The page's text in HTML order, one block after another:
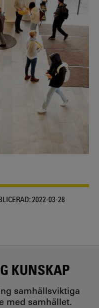
2022-03-28
KUNSKAP
samhällsviktiga
med samhället.